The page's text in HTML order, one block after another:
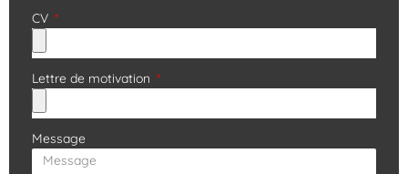
CV
Lettre de motivation
Message